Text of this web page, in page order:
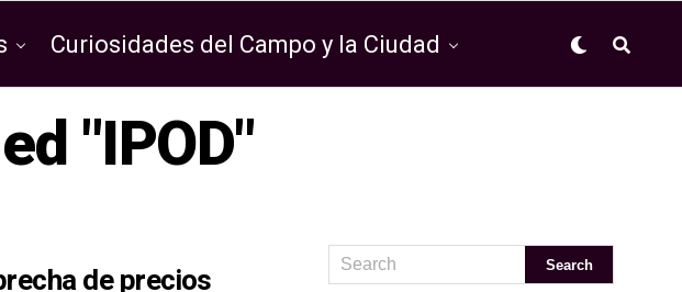
Curiosidades del Campo y la Ciudad
"IPOD"
de precios